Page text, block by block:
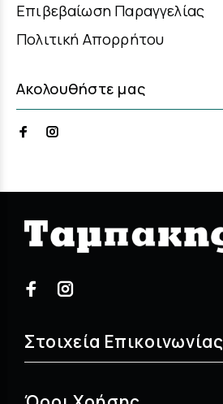
Επιβεβαίωση Παραγγελίας
Πολιτική Απορρήτου
Ακολουθήστε μας
Στοιχεία Επικοινωνίας